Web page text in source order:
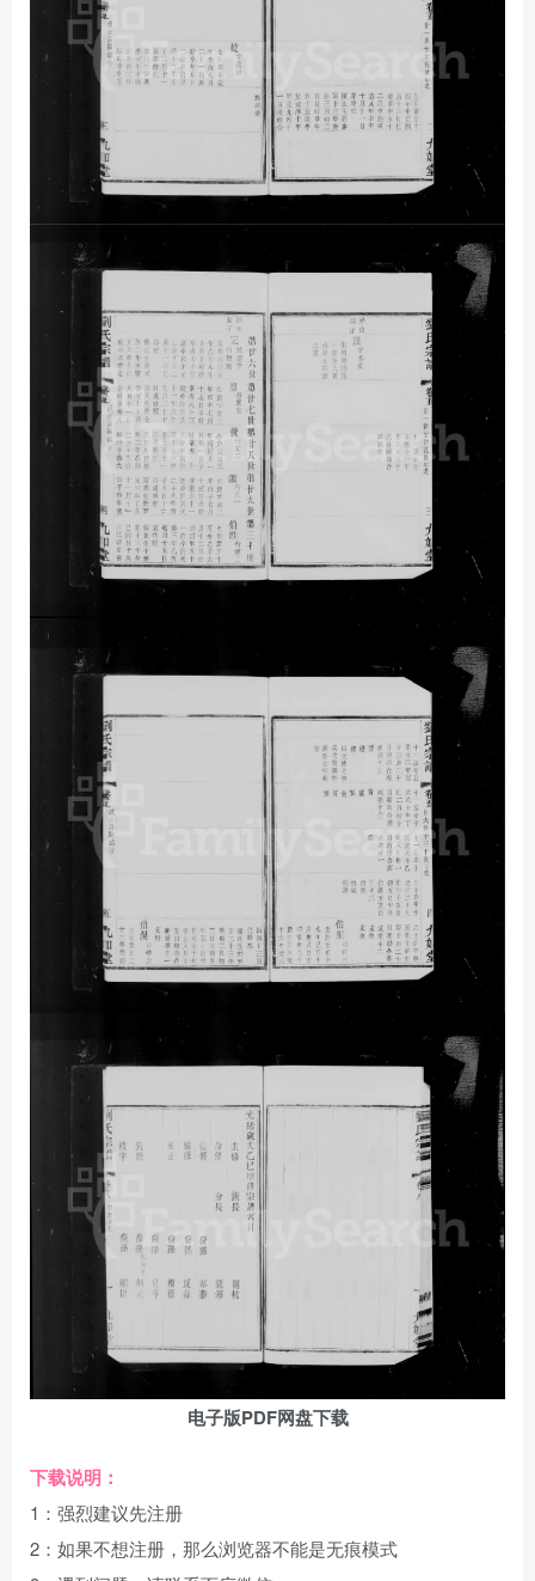
电子版PDF网盘下载
下载说明：
1：强烈建议先注册
2：如果不想注册，那么浏览器不能是无痕模式